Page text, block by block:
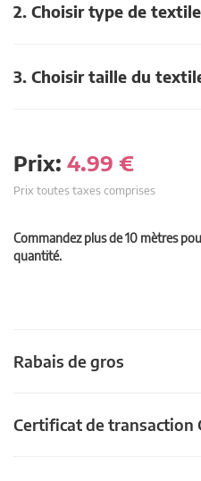
2. Choisir type de textile
3. Choisir taille du
Prix: 4.99 €
Prix toutes taxes comprises
Commandez plus de 10 mètres
quantité.
Rabais de gros
Certificat de transaction